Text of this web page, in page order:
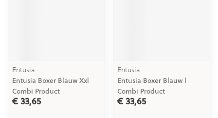
Entusia
Entusia Boxer Blauw Xxl
Combi Product
€ 33,65
Entusia
Entusia Boxer Blauw l
Combi Product
€ 33,65